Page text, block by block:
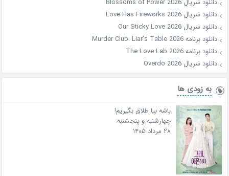
دانلود سریال Love Has Fireworks 2026
دانلود سریال Our Sticky Love 2026
دانلود برنامه Murder Club: Liar’s Table 2026
دانلود برنامه The Love Lab 2026
دانلود سریال Overdo 2026
به زودی ها
باشه بیا طلاق بگیریم!
چهارشنبه و پنجشنبه
۲۸ مرداد ۱۴۰۵